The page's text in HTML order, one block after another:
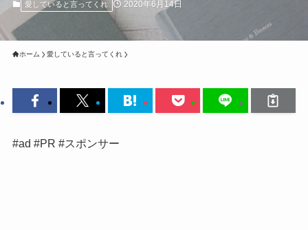
愛していると言ってくれ 2020年6月14日
ホーム 愛していると言ってくれ
#ad #PR #スポンサー